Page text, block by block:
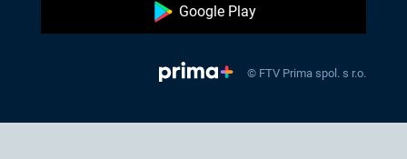
Google Play
© FTV Prima spol. s r.o.